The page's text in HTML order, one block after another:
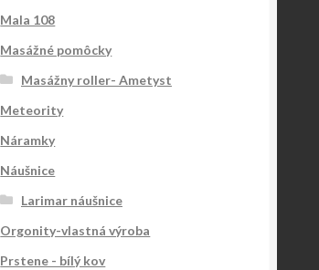
Mala 108
Masážné pomôcky
Masážny roller- Ametyst
Meteority
Náramky
Náušnice
Larimar náušnice
Orgonity-vlastná výroba
Prstene - bílý kov